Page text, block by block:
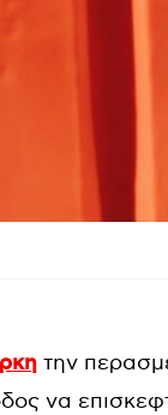
την
να